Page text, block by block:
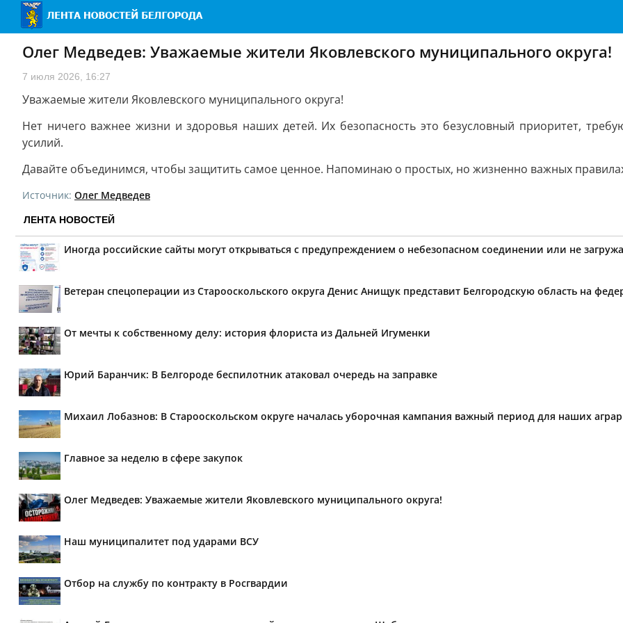
Олег Медведев: Уважаемые жители Яковлевского муниципального округа!
7 июля 2026, 16:27
Уважаемые жители Яковлевского муниципального округа!
Нет ничего важнее жизни и здоровья наших детей. Их безопасность это безусловный приоритет,
усилий.
Давайте объединимся, чтобы защитить самое ценное. Напоминаю о простых, но жизненно важных
Источник: Олег Медведев
ЛЕНТА НОВОСТЕЙ
Иногда российские сайты могут открываться с предупреждением о небезопасном соединении или не
Ветеран спецоперации из Старооскольского округа Денис Анищук представит Белгородскую область на
От мечты к собственному делу: история флориста из Дальней Игуменки
Юрий Баранчик: В Белгороде беспилотник атаковал очередь на заправке
Михаил Лобазнов: В Старооскольском округе началась уборочная кампания важный период для наших
Главное за неделю в сфере закупок
Олег Медведев: Уважаемые жители Яковлевского муниципального округа!
Наш муниципалитет под ударами ВСУ
Отбор на службу по контракту в Росгвардии